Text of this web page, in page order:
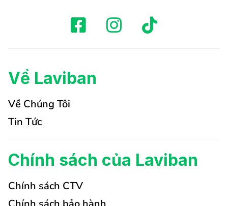
Về Laviban
Về Chúng Tôi
Tin Tức
Chính sách của Laviban
Chính sách CTV